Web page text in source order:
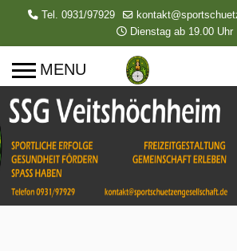
Tel. 0931/97929
Dienstag ab 19.00 Uhr